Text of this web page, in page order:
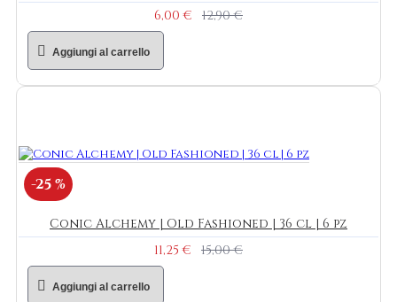
6,00 €
12,90 €
Aggiungi al carrello
-25 %
Conic Alchemy | Old Fashioned | 36 cl | 6 pz
11,25 €
15,00 €
Aggiungi al carrello